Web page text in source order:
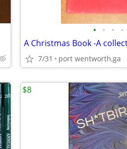
• • • •
7/31 port wentworth,ga
$8